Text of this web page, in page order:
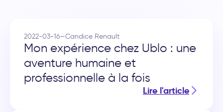
2022-03-16—Candice Renault
Mon expérience chez Ublo : une
aventure humaine et
professionnelle à la fois
Lire l'article